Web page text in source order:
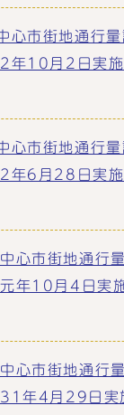
心市街地通行量
2年10月2日実
心市街地通行量
2年6月28日実
心市街地通行
年10月4日実
心市街地通行
31年4月29日実